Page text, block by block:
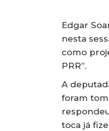
Edgar
nesta
como
PRR”.
A
foram
toca já